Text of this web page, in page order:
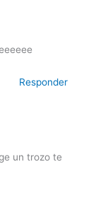
Responder
un trozo te